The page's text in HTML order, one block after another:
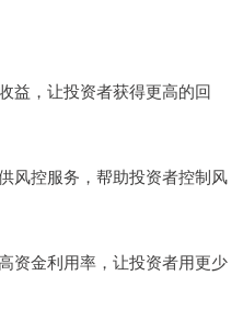
益，让投资者获得更高的回
风控服务，帮助投资者控制风
资金利用率，让投资者用更少